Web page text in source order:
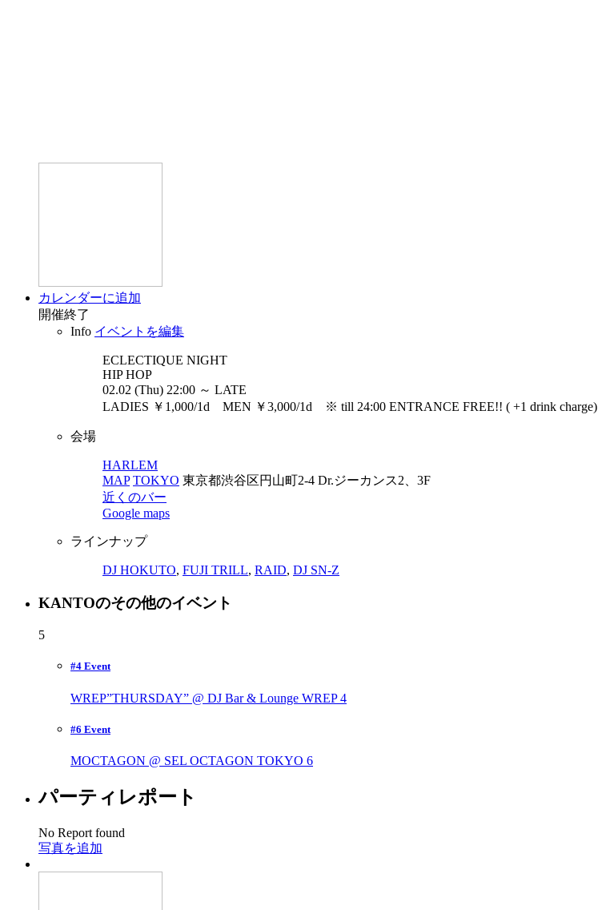
カレンダーに追加
開催終了
Info イベントを編集
ECLECTIQUE NIGHT
HIP HOP
02.02 (Thu) 22:00 ～ LATE
LADIES ￥1,000/1d MEN ￥3,000/1d ※ till 24:00 ENTRANCE FREE!! ( +1 drink charge)
会場
HARLEM
MAP TOKYO 東京都渋谷区円山町2-4 Dr.ジーカンス2、3F
近くのバー
Google maps
ラインナップ
DJ HOKUTO, FUJI TRILL, RAID, DJ SN-Z
KANTOのその他のイベント
5
#4 Event
WREP”THURSDAY” @ DJ Bar & Lounge WREP 4
#6 Event
MOCTAGON @ SEL OCTAGON TOKYO 6
パーティレポート
No Report found
写真を追加